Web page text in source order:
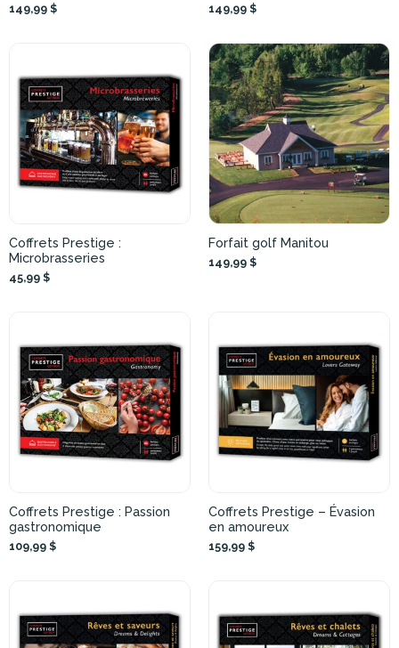
149,99 $ 149,99 $
Coffrets Prestige :
Microbrasseries
45,99 $
Forfait golf Manitou
149,99 $
Coffrets Prestige : Passion
gastronomique
109,99 $
Coffrets Prestige – Évasion
en amoureux
159,99 $